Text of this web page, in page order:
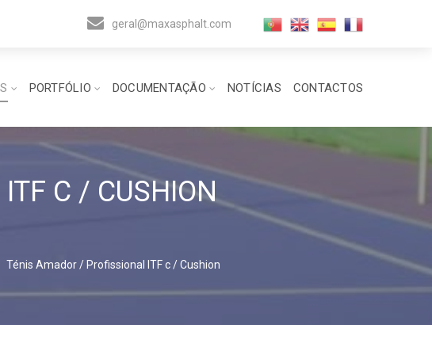
geral@maxasphalt.com
PORTFÓLIO DOCUMENTAÇÃO NOTÍCIAS CONTACTOS
C / CUSHION
Ténis Amador / Profissional ITF c / Cushion